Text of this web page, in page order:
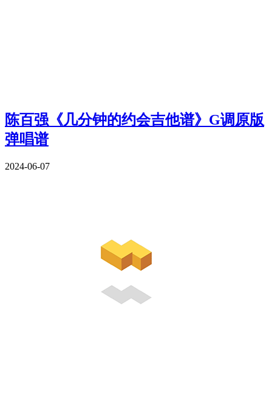
陈百强《几分钟的约会吉他谱》G调原版
弹唱谱
2024-06-07